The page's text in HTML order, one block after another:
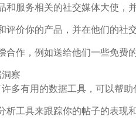
和服务相关的社交媒体大使，
评价你的产品，并在他们的社
合作，例如送给他们一些免费
察
多有用的数据工具，可以帮
析工具来跟踪你的帖子的表现和